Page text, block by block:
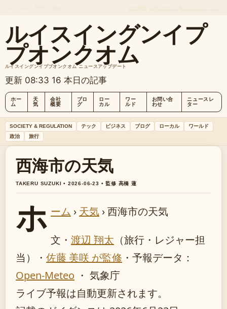
ルイスイングンイプ
プオンクオム
ルイスイングンイププオンクオム ニュースアップデート
更新 08:33 16 本日の記事
ホー
ム
天
気
会社
概要
ブロ
グ
ロー
カル
ワー
ルド
お問い合
わせ
ニュースレ
ター
SOCIETY & REGULATION テック ビジネス ブログ ローカル
ワールド
政治
旅行
西海市の天気
TAKERU SUZUKI • 2026-06-23 • 監修 高橋 蓮
ホ ーム › 天気 ›西海市の天気
文・ 渡辺 翔太 （旅行・レジャー担
当）
・ 佐藤 美咲 が監修 ・ 予報データ：
Open-Meteo ・ 気象庁
ライブ予報は自動更新されます。